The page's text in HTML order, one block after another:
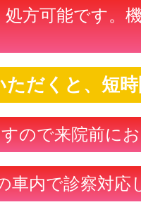
方可能です。
だくと、短
ので来院前に
車内で診察対